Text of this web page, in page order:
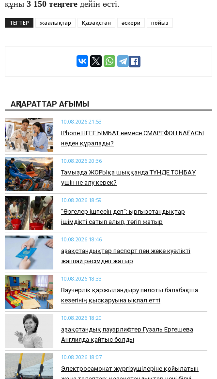
құны 3 150 теңгеге дейін өсті.
ТЕГТЕР жаңалықтар Қазақстан әскери пойыз
АҚПАРАТТАР АҒЫМЫ
10.08.2026 21:53
IPhone НЕГЕ ҚЫМБАТ немесе СМАРТФОН БАҒАСЫ
неден құралады?
10.08.2026 20:36
​Тамызда ЖОРЫҚқа шыққанда ТҮНДЕ ТОҢБАУ
үшін не алу керек?
10.08.2026 18:59
"Өзгелер ішпесін деп": Қырғызстандықтар
ішімдікті сатып алып, төгіп жатыр
10.08.2026 18:46
Қазақстандықтар паспорт пен жеке куәлікті
жаппай рәсімдеп жатыр
10.08.2026 18:33
Ваучерлік қаржыландыру пилоты балабақша
кезегінің қысқаруына ықпал етті
10.08.2026 18:20
Қазақстандық пауэрлифтер Гузаль Ергешева
Англияда қайтыс болды
10.08.2026 18:07
Электросамокат жүргізушілеріне қойылатын